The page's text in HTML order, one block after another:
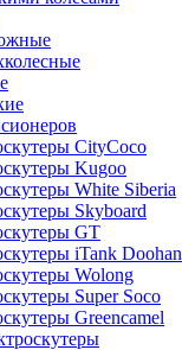
CityCoco
Kugoo
White Siberia
Skyboard
GT
iTank Doohan
Wolong
Super Soco
Greencamel